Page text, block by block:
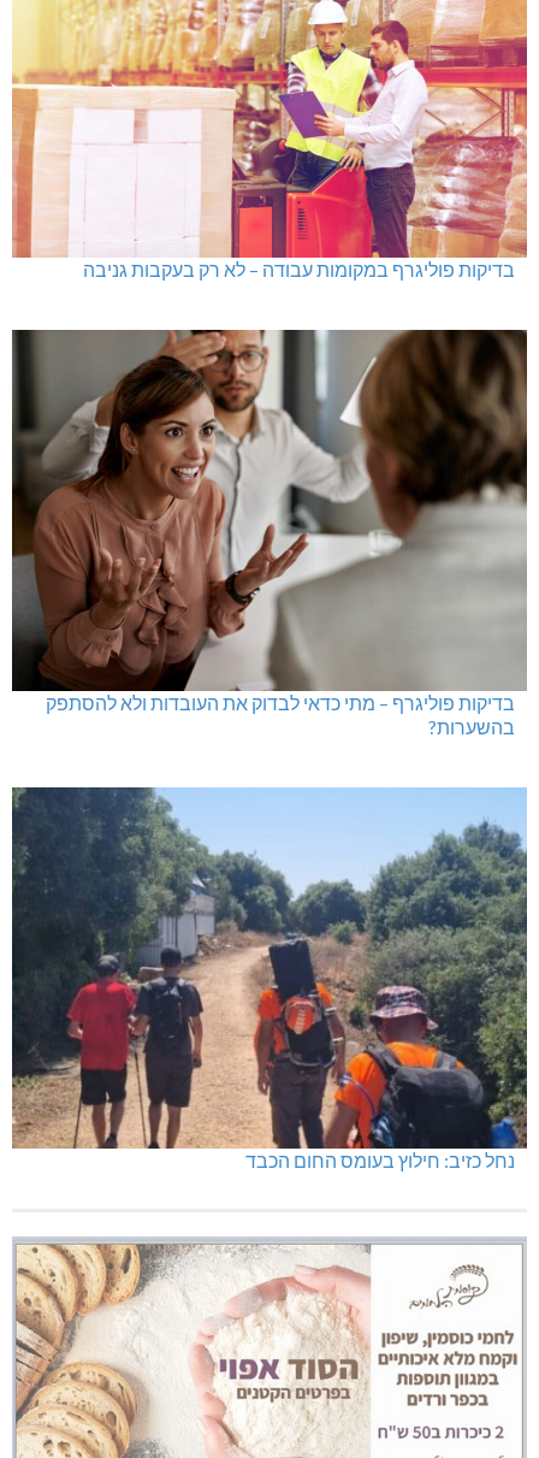
בדיקות פוליגרף במקומות עבודה – לא רק בעקבות גניבה
בדיקות פוליגרף – מתי כדאי לבדוק את העובדות ולא להסתפק
בהשערות?
נחל כזיב: חילוץ בעומס החום הכבד